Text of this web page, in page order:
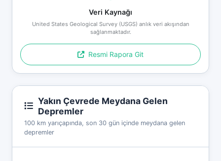
Veri Kaynağı
United States Geological Survey (USGS) anlık veri akışından
sağlanmaktadır.
Resmi Rapora Git
Yakın Çevrede Meydana Gelen
Depremler
100 km yarıçapında, son 30 gün içinde meydana gelen
depremler